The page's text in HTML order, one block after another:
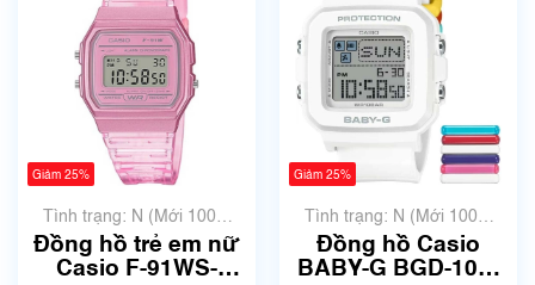
Giảm 25%
Tình trạng: N (Mới 100%
chưa qua sử dụng)
Đồng hồ trẻ em nữ
Casio F-91WS-
Giảm 25%
Tình trạng: N (Mới 100%
chưa qua sử dụng)
Đồng hồ Casio
BABY-G BGD-10L-